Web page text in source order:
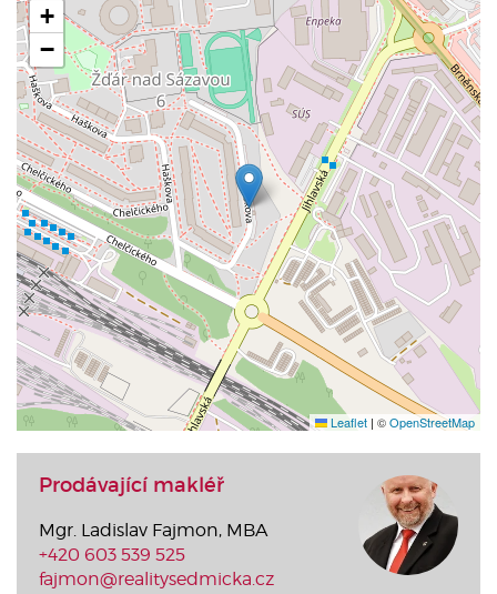
+
−
Leaflet | ©OpenStreetMap
Prodávající makléř
Mgr. Ladislav Fajmon, MBA
+420 603 539 525
fajmon@realitysedmicka.cz